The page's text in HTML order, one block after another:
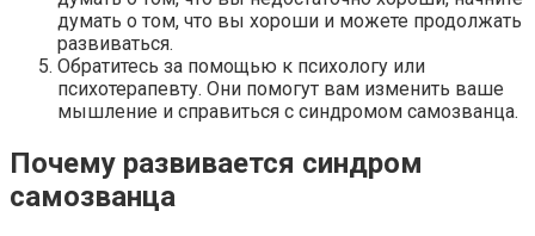
думать о том, что вы хороши и можете продолжать
развиваться.
Обратитесь за помощью к психологу или
психотерапевту. Они помогут вам изменить ваше
мышление и справиться с синдромом самозванца.
Почему развивается синдром
самозванца